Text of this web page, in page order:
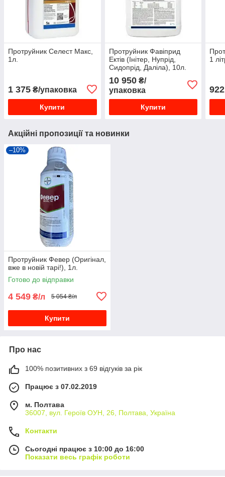
Протруйник Селест Макс,
1л.
1 375 ₴/упаковка
Купити
Протруйник Фавіприд
Ектів (Інітер, Нупрід,
Сидопрід, Даліла), 10л.
10 950₴/
упаковка
Купити
1
922
Акційні пропозиції та новинки
–10%
Протруйник Февер (Оригінал,
вже в новій тарі!), 1л.
Готово до відправки
4 549 ₴/л 5 054 ₴/л
Купити
Про нас
100% позитивних з 69 відгуків за рік
Працює з 07.02.2019
м. Полтава
36007, вул. Героїв ОУН, 26, Полтава, Україна
Контакти
Сьогодні працює з 10:00 до 16:00
Показати весь графік роботи